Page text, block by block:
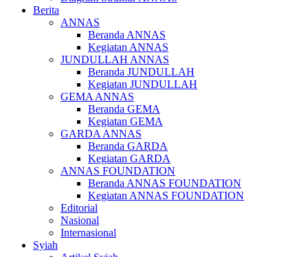
Berita
ANNAS
Beranda ANNAS
Kegiatan ANNAS
JUNDULLAH ANNAS
Beranda JUNDULLAH
Kegiatan JUNDULLAH
GEMA ANNAS
Beranda GEMA
Kegiatan GEMA
GARDA ANNAS
Beranda GARDA
Kegiatan GARDA
ANNAS FOUNDATION
Beranda ANNAS FOUNDATION
Kegiatan ANNAS FOUNDATION
Editorial
Nasional
Internasional
Syiah